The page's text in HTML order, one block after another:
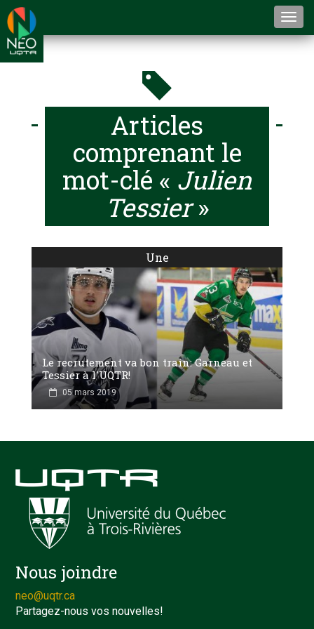
Articles
comprenant le
mot-clé « Julien
Tessier»
Une
Le recrutement va bon train: Garneau et
Tessier à l'UQTR!
05 mars 2019
Nous joindre
neo@uqtr.ca
Partagez-nous vos nouvelles!